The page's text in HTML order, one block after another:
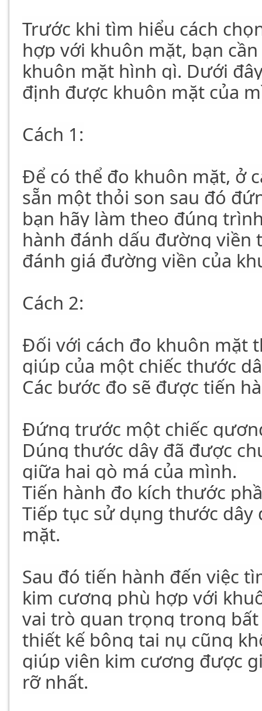
Trước khi tìm hiểu cách
hợp với khuôn mặt, bạn
khuôn mặt hình gì. Dưới
định được khuôn mặt của
Cách 1:
Để có thể đo khuôn mặt, ở
sẵn một thỏi son sau đó
bạn hãy làm theo đúng
hành đánh dấu đường viền
đánh giá đường viền của
Cách 2:
Đối với cách đo khuôn mặt
giúp của một chiếc thước
Các bước đo sẽ được tiến
Đứng trước một chiếc
Dúng thước dây đã được
giữa hai gò má của mình.
Tiến hành đo kích thước
Tiếp tục sử dụng thước dây
mặt.
Sau đó tiến hành đến việc
kim cương phù hợp với
vai trò quan trọng trong
thiết kế bông tai nụ cũng
giúp viên kim cương được
rỡ nhất.